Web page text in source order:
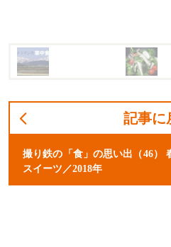
記事に
撮り鉄の「食」の思い出（46）
スイーツ／2018年